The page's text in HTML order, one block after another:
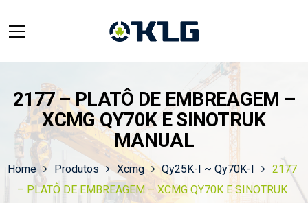
2177 – PLATÔ DE EMBREAGEM –
XCMG QY70K E SINOTRUK
MANUAL
Home Produtos Xcmg Qy25K-I ~ Qy70K-I
2177
– PLATÔ DE EMBREAGEM – XCMG QY70K E SINOTRUK